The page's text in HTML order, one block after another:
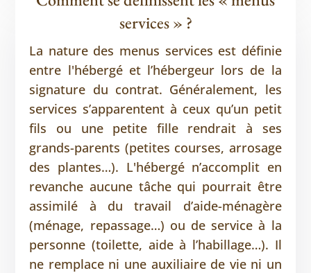
services » ?
La nature des menus services est définie
entre l'hébergé et l’hébergeur lors de la
signature du contrat. Généralement, les
services s’apparentent à ceux qu’un petit
fils ou une petite fille rendrait à ses
grands-parents (petites courses, arrosage
des plantes…). L'hébergé n’accomplit en
revanche aucune tâche qui pourrait être
assimilé à du travail d’aide-ménagère
(ménage, repassage…) ou de service à la
personne (toilette, aide à l’habillage…). Il
ne remplace ni une auxiliaire de vie ni un